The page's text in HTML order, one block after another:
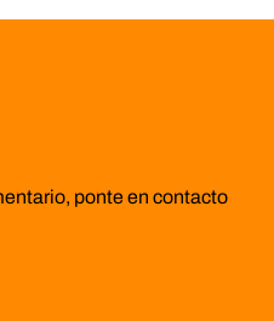
ponte en contacto